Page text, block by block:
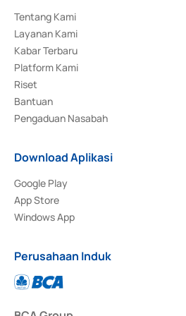
Tentang Kami
Layanan Kami
Kabar Terbaru
Platform Kami
Riset
Bantuan
Pengaduan Nasabah
Download Aplikasi
Google Play
App Store
Windows App
Perusahaan Induk